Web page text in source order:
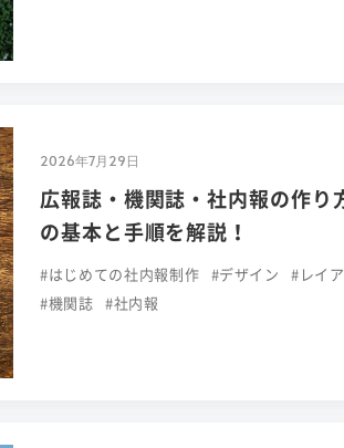
2026年7月29日
広報誌・機関誌・社内報の作り
の基本と手順を解説！
#はじめての社内報制作 #デザイン #レイ
#機関誌 #社内報